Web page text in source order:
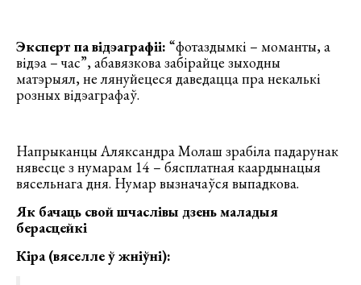
Эксперт па відэаграфіі: “фотаздымкі – моманты, а
відэа – час”, абавязкова забірайце зыходны
матэрыял, не лянуйецеся даведацца пра некалькі
розных відэаграфаў.
Напрыканцы Аляксандра Молаш зрабіла падарунак
нявесце з нумарам 14 – бясплатная каардынацыя
вясельнага дня. Нумар вызначаўся выпадкова.
Як бачаць свой шчаслівы дзень маладыя
берасцейкі
Кіра (вяселле ў жніўні):